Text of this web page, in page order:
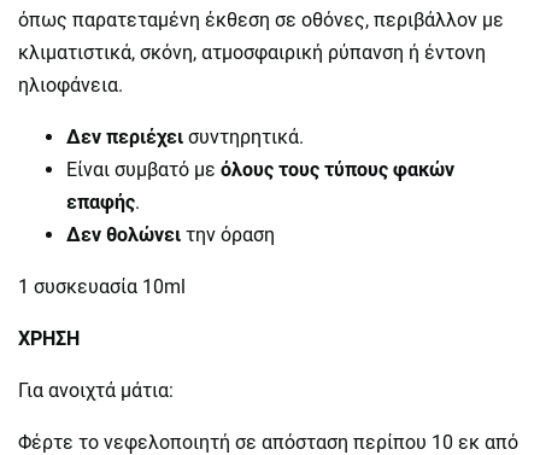
όπως παρατεταμένη έκθεση σε οθόνες, περιβάλλον με
κλιματιστικά, σκόνη, ατμοσφαιρική ρύπανση ή έντονη
ηλιοφάνεια.
Δεν περιέχει συντηρητικά.
Είναι συμβατό με όλους τους τύπους φακών
επαφής.
Δεν θολώνει την όραση
1 συσκευασία 10ml
ΧΡΗΣΗ
Για ανοιχτά μάτια:
Φέρτε το νεφελοποιητή σε απόσταση περίπου 10 εκ από